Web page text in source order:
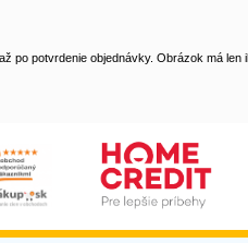
po potvrdenie objednávky. Obrázok má len